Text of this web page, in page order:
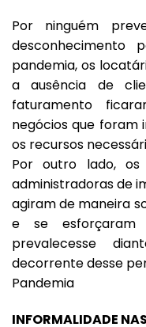
Por ninguém
pandemia, os
a ausência de
faturamento
negócios que foram
os recursos
Por outro lado, os
administradoras de
agiram de maneira
e se esforçaram
prevalecesse
decorrente desse
Pandemia
INFORMALIDADE